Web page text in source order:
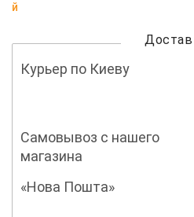
й
Курьер по Киеву
Самовывоз с нашего
магазина
«Нова Пошта»